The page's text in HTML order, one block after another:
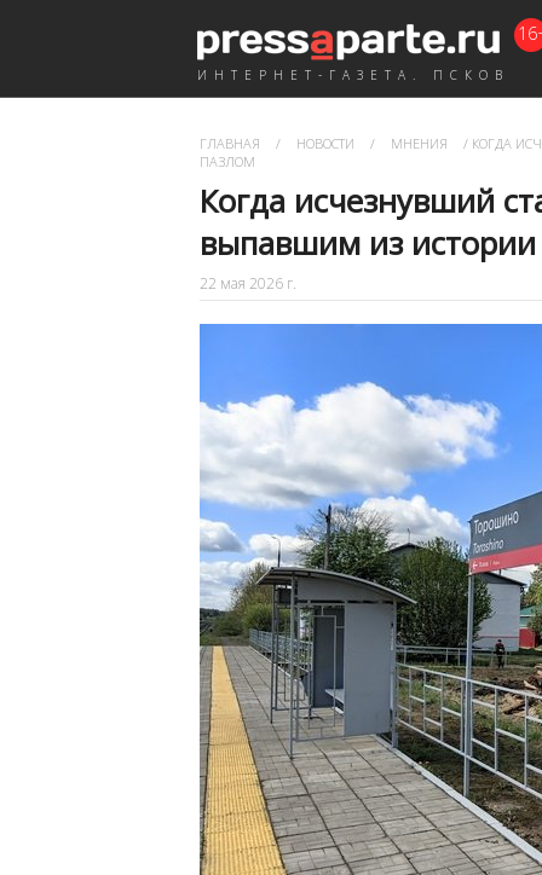
ИНТЕРНЕТ-ГАЗЕТА. ПСКОВ
ГЛАВНАЯ / НОВОСТИ / МНЕНИЯ / КОГДА
ПАЗЛОМ
Когда исчезнувший
выпавшим из
22 мая 2026 г.